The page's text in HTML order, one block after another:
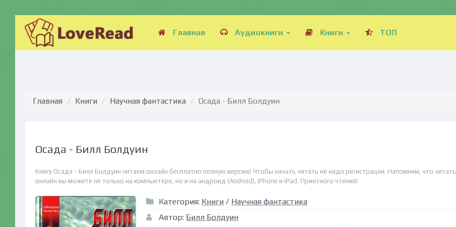
Главная Аудиокниги Книги ТОП
Главная Книги Научная фантастика Осада - Билл Болдуин
Осада - Билл Болдуин
Книгу Осада - Билл Болдуин читаем онлайн бесплатно полную версию! Чтобы начать читать не надо регистрации. Напомним, что читать
онлайн вы можете не только на компьютере, но и на андроид (Android), iPhone и iPad. Приятного чтения!
Категория: Книги / Научная фантастика
Автор: Билл Болдуин